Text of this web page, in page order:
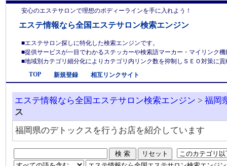
安心のエステサロンで理想のボディーラインを手に入れよう！
エステ情報なら全国エステサロン検索エンジン
■エステサロン探しに特化した検索エンジンです。
■提供サービスが一目でわかるステッカーや検索語マーカー・マイリンク
■地域別カテゴリ細分化によりカテゴリ内リンク数を抑制しＳＥＯ対策に
TOP
新規登録 相互リンクサイト
エステ情報なら全国エステサロン検索エンジン > 福岡
ス
福岡県のデトックスを行うお店を紹介しています